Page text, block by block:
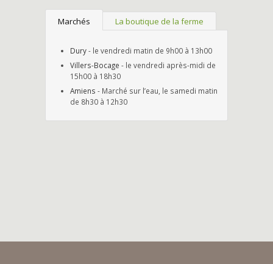
Marchés La boutique de la ferme
Dury- le vendredi matin de 9h00 à 13h00
Villers-Bocage - le vendredi après-midi de
15h00 à 18h30
Amiens - Marché sur l’eau, le samedi matin
de 8h30 à 12h30